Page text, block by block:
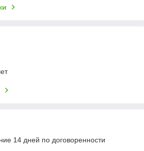
14 дней по договоренности